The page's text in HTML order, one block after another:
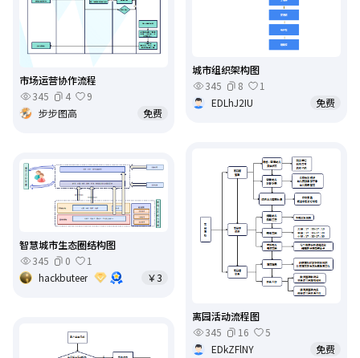
市场运营协作流程
345
4
9
步步图高
免费
城市组织架构图
345
8
1
EDLhJ2IU
免费
离园活动流程图
345
16
5
EDkZFlNY
免费
智慧城市生态圈结构图
345
0
1
hackbuteer
￥3